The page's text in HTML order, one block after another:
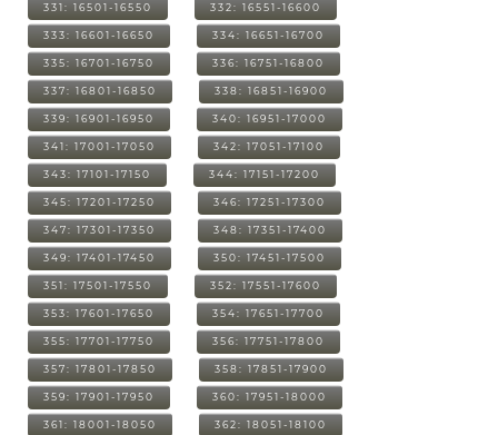
331: 16501-16550 332: 16551-16600
333: 16601-16650 334: 16651-16700
335: 16701-16750 336: 16751-16800
337: 16801-16850 338: 16851-16900
339: 16901-16950 340: 16951-17000
341: 17001-17050 342: 17051-17100
343: 17101-17150 344: 17151-17200
345: 17201-17250 346: 17251-17300
347: 17301-17350 348: 17351-17400
349: 17401-17450 350: 17451-17500
351: 17501-17550 352: 17551-17600
353: 17601-17650 354: 17651-17700
355: 17701-17750 356: 17751-17800
357: 17801-17850 358: 17851-17900
359: 17901-17950 360: 17951-18000
361: 18001-18050 362: 18051-18100